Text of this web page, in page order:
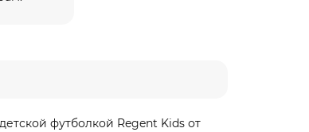
футболкой Regent Kids от